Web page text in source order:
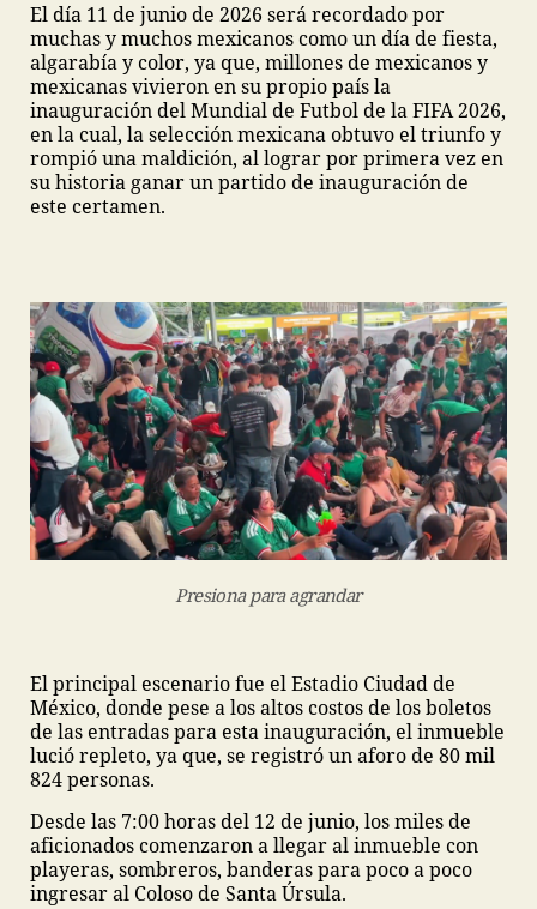
El día 11 de junio de 2026 será recordado por
muchas y muchos mexicanos como un día de fiesta,
algarabía y color, ya que, millones de mexicanos y
mexicanas vivieron en su propio país la
inauguración del Mundial de Futbol de la FIFA 2026,
en la cual, la selección mexicana obtuvo el triunfo y
rompió una maldición, al lograr por primera vez en
su historia ganar un partido de inauguración de
este certamen.
Presiona para agrandar
El principal escenario fue el Estadio Ciudad de
México, donde pese a los altos costos de los boletos
de las entradas para esta inauguración, el inmueble
lució repleto, ya que, se registró un aforo de 80 mil
824 personas.
Desde las 7:00 horas del 12 de junio, los miles de
aficionados comenzaron a llegar al inmueble con
playeras, sombreros, banderas para poco a poco
ingresar al Coloso de Santa Úrsula.